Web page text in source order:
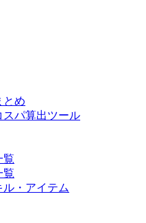
とめ
パ算出ツール
覧
覧
・アイテム